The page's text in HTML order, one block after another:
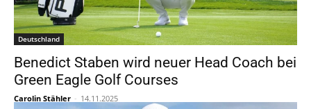
Deutschland
Benedict Staben wird neuer Head Coach bei
Green Eagle Golf Courses
Carolin Stähler - 14.11.2025